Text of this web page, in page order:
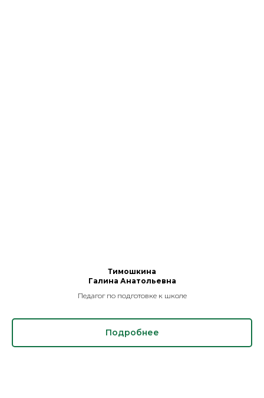
Тимошкина
Галина Анатольевна
Педагог по подготовке к школе
Подробнее